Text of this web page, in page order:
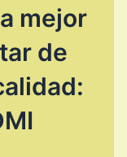
mejor
de